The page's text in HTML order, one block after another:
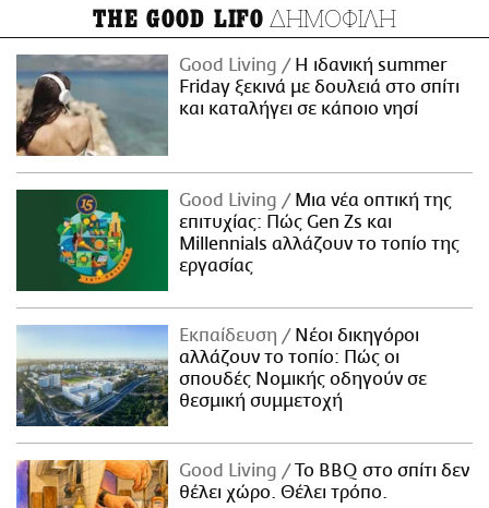
THE GOOD LIFO ΔΗΜΟΦΙΛΗ
Good Living
Η ιδανική summer
Friday ξεκινά με δουλειά στο σπίτι
και καταλήγει σε κάποιο νησί
Good Living
Μια νέα οπτική της
επιτυχίας: Πώς Gen Zs και
Millennials αλλάζουν το τοπίο της
εργασίας
Εκπαίδευση
Νέοι δικηγόροι
αλλάζουν το τοπίο: Πώς οι
σπουδές Νομικής οδηγούν σε
θεσμική συμμετοχή
Good Living
Το BBQ στο σπίτι δεν
θέλει χώρο. Θέλει τρόπο.